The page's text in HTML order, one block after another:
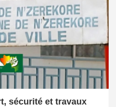
sécurité et travaux